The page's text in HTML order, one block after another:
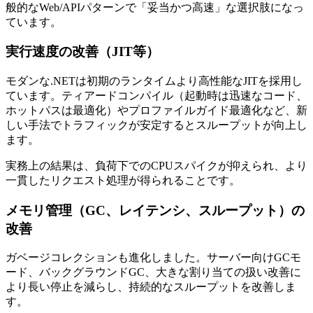
般的なWeb/APIパターンで「妥当かつ高速」な選択肢になっ
ています。
実行速度の改善（JIT等）
モダンな.NETは初期のランタイムより高性能なJITを採用し
ています。ティアードコンパイル（起動時は迅速なコード、
ホットパスは最適化）やプロファイルガイド最適化など、新
しい手法でトラフィックが安定するとスループットが向上し
ます。
実務上の結果は、負荷下でのCPUスパイクが抑えられ、より
一貫したリクエスト処理が得られることです。
メモリ管理（GC、レイテンシ、スループット）の
改善
ガベージコレクションも進化しました。サーバー向けGCモ
ード、バックグラウンドGC、大きな割り当ての扱い改善に
より長い停止を減らし、持続的なスループットを改善しま
す。